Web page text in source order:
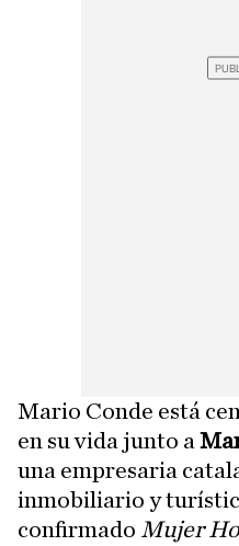
Mario Conde está
en su vida junto a
una empresaria
inmobiliario y
confirmado Mujer